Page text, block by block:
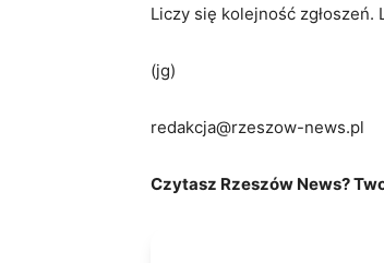
Liczy się kolejność zgłoszeń.
(jg)
redakcja@rzeszow-news.pl
Czytasz Rzeszów News?